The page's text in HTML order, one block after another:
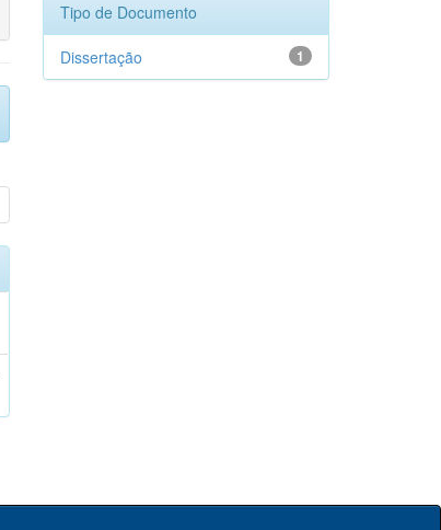
Tipo de Documento
1
Dissertação